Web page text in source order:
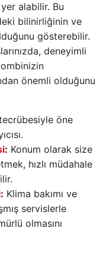
alabilir. Bu
bilinirliğinin ve
gösterebilir.
deneyimli
önemli olduğunu
öne
: Konum olarak size
hızlı müdahale
: Klima bakımı ve
servislerle
olmasını